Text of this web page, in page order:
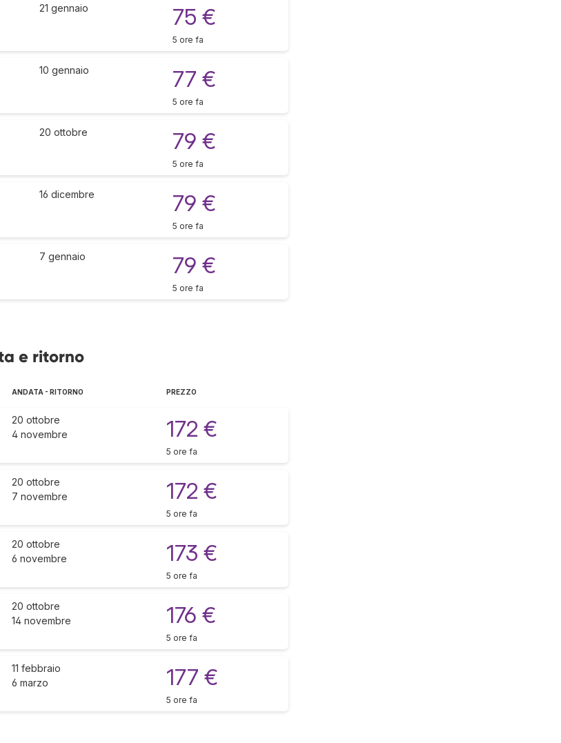
21 gennaio 75 €
5 ore fa
10 gennaio 77 €
5 ore fa
20 ottobre 79 €
5 ore fa
16 dicembre 79 €
5 ore fa
7 gennaio 79 €
5 ore fa
e ritorno
ANDATA - RITORNO PREZZO
20 ottobre
4 novembre
172 €
5 ore fa
20 ottobre
7 novembre
172 €
5 ore fa
20 ottobre
6 novembre
173 €
5 ore fa
20 ottobre
14 novembre
176 €
5 ore fa
11 febbraio
6 marzo
177 €
5 ore fa